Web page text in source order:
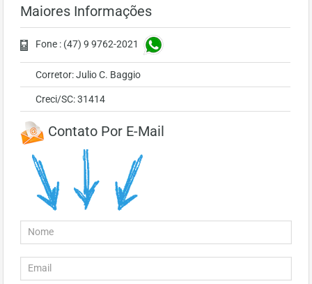
Maiores Informações
Fone : (47) 9 9762-2021
Corretor: Julio C. Baggio
Creci/SC: 31414
Contato Por E-Mail